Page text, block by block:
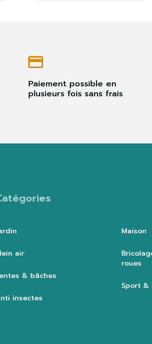
Paiement possible en
plusieurs fois sans frais
air
& bâches
insectes
Maison
roues
Sport